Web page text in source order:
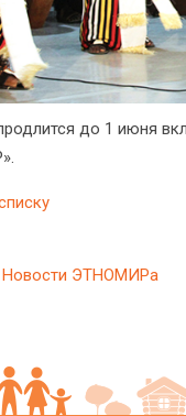
до 1 июня
Новости ЭТНОМИРа